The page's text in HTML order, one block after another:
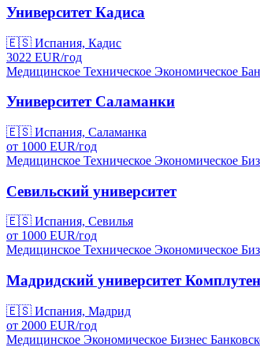
Университет Кадиса
🇪🇸 Испания, Кадис
3022 EUR/год
Медицинское Техническое Экономическое
Университет Саламанки
🇪🇸 Испания, Саламанка
от 1000 EUR/год
Медицинское Техническое Экономическое
Севильский университет
🇪🇸 Испания, Севилья
от 1000 EUR/год
Медицинское Техническое Экономическое
Мадридский университет
🇪🇸 Испания, Мадрид
от 2000 EUR/год
Медицинское Экономическое Бизнес